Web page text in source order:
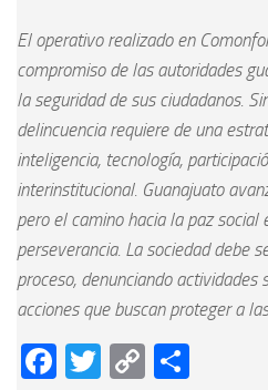
El operativo realizado en
compromiso de las autoridades
la seguridad de sus ciudadanos.
delincuencia requiere de una
inteligencia, tecnología,
interinstitucional. Guanajuato
pero el camino hacia la paz social
perseverancia. La sociedad debe
proceso, denunciando actividades
acciones que buscan proteger a
Facebook
Twitter
Copy